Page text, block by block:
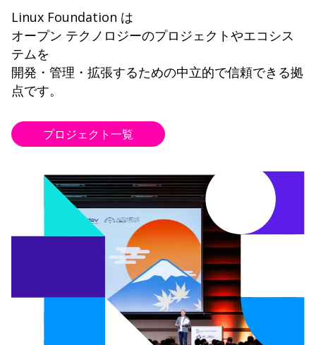
Linux Foundation は
オープン テクノロジーのプロジェクトやエコシス
テムを
開発・管理・拡張するための中立的で信頼できる拠
点です。
プロジェクト一覧